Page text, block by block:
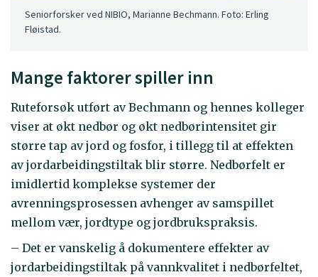
Seniorforsker ved NIBIO, Marianne Bechmann. Foto: Erling
Fløistad.
Mange faktorer spiller inn
Ruteforsøk utført av Bechmann og hennes kolleger
viser at økt nedbør og økt nedbørintensitet gir
større tap av jord og fosfor, i tillegg til at effekten
av jordarbeidingstiltak blir større. Nedbørfelt er
imidlertid komplekse systemer der
avrenningsprosessen avhenger av samspillet
mellom vær, jordtype og jordbrukspraksis.
– Det er vanskelig å dokumentere effekter av
jordarbeidingstiltak på vannkvalitet i nedbørfeltet,